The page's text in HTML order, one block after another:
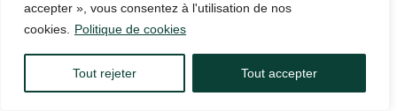
accepter », vous consentez à l'utilisation de nos
cookies.
Politique de cookies
Tout rejeter Tout accepter
5. Peut-on préparer les pilons de poulet à
Oui, vous pouvez préparer les pilons à l’avance. Vous
pouvez les mariner et les laisser reposer au